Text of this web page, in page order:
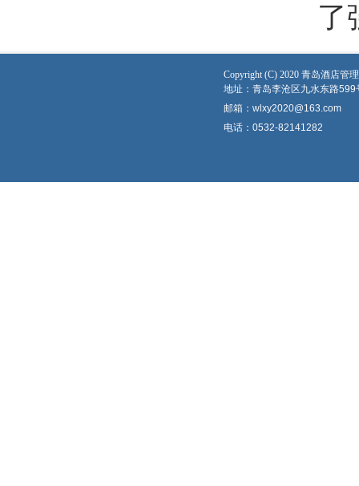
了
Copyright (C) 2020 青岛酒店管
地址：青岛李沧区九水东路599
邮箱：wlxy2020@163.com
电话：0532-82141282